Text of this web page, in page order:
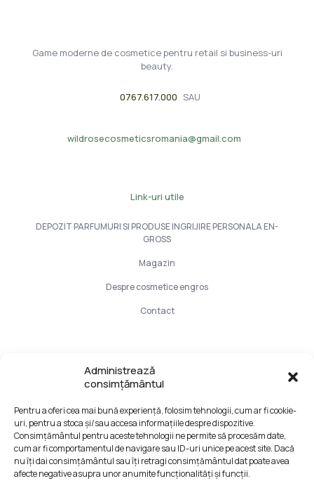
Administrează
consimțământul
Pentru a oferi cea mai bună experiență, folosim tehnologii, cum ar fi cookie-
uri, pentru a stoca și/sau accesa informațiile despre dispozitive.
Consimțământul pentru aceste tehnologii ne permite să procesăm date,
cum ar fi comportamentul de navigare sau ID-uri unice pe acest site. Dacă
nu îți dai consimțământul sau îți retragi consimțământul dat poate avea
afecte negative asupra unor anumite funcționalități și funcții.
Game moderne de cosmetice pentru retail si business-uri
beauty.
0767.617.000 SAU
wildrosecosmeticsromania@gmail.com
Link-uri utile
DEPOZIT PARFUMURI SI PRODUSE INGRIJIRE PERSONALA EN-
GROSS
Magazin
Despre cosmetice engros
Contact
LIVRARE SI PLATA
CONFIDENTIALITATE DATELOR
TERMENI SI CONDITII
Formular retur